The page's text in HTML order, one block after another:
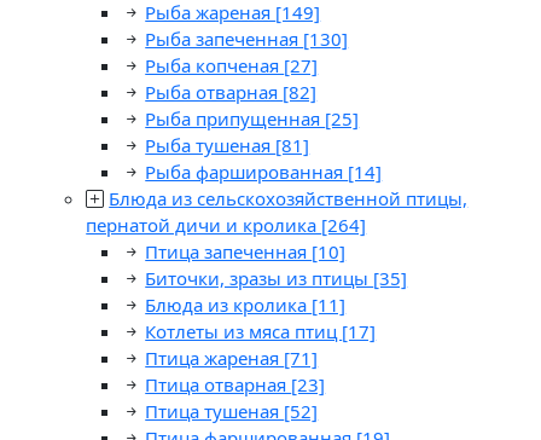
Рыба жареная [149]
Рыба запеченная [130]
Рыба копченая [27]
Рыба отварная [82]
Рыба припущенная [25]
Рыба тушеная [81]
Рыба фаршированная [14]
Блюда из сельскохозяйственной птицы,
пернатой дичи и кролика [264]
Птица запеченная [10]
Биточки, зразы из птицы [35]
Блюда из кролика [11]
Котлеты из мяса птиц [17]
Птица жареная [71]
Птица отварная [23]
Птица тушеная [52]